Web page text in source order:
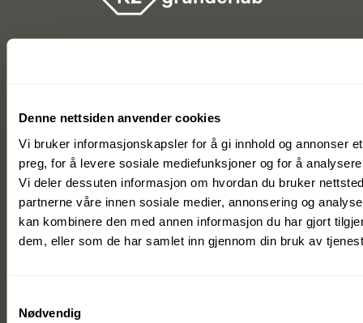
Denne nettsiden anvender cookies
Vi bruker informasjonskapsler for å gi innhold og annonser
preg, for å levere sosiale mediefunksjoner og for å
Vi deler dessuten informasjon om hvordan du bruker
partnerne våre innen sosiale medier, annonsering og
kan kombinere den med annen informasjon du har gjort
dem, eller som de har samlet inn gjennom din bruk av
Nødvendig
Hold deg oppdatert på startup-økosystemet i Agder.
Meld meg på